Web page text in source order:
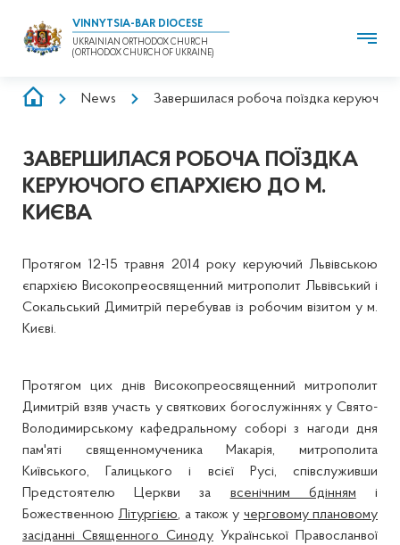
VINNYTSIA-BAR DIOCESE
UKRAINIAN ORTHODOX CHURCH
(ORTHODOX CHURCH OF UKRAINE)
BREADCRUMB
News Завершилася робоча поїздка
ЗАВЕРШИЛАСЯ РОБОЧА ПОЇЗДКА
КЕРУЮЧОГО ЄПАРХІЄЮ ДО М.
КИЄВА
Протягом 12-15 травня 2014 року керуючий Львівською
єпархією Високопреосвященний митрополит Львівський і
Сокальський Димитрій перебував із робочим візитом у м.
Києві.
Протягом цих днів Високопреосвященний митрополит
Димитрій взяв участь у святкових богослужіннях у Свято-
Володимирському кафедральному соборі з нагоди дня
пам'яті священномученика Макарія, митрополита
Київського, Галицького і всієї Русі, співслуживши
Предстоятелю Церкви за всенічним бдінням і
Божественною Літургією, а також у черговому плановому
засіданні Священного Синоду Української Правосланвої